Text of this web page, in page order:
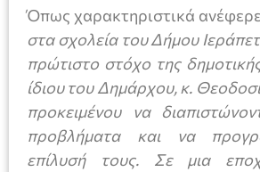
Όπως χαρακτηριστικά
στα σχολεία του Δήμου
πρώτιστο στόχο της
ίδιου του Δημάρχου, κ.
προκειμένου να
προβλήματα και να
επίλυσή τους. Σε μια